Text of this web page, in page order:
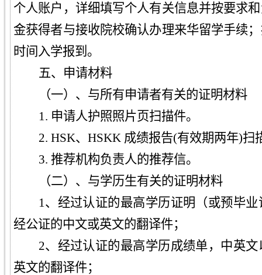
个人账户，详细填写个人有关信息并按要求
金获得者与接收院校确认办理来华留学手续
时间入学报到。
五、 申请材料
（一）、与所有申请者有关的证明材料
1. 申请人护照照片页扫描件。
2. HSK、HSKK 成绩报告(有效期两年)扫
3. 推荐机构负责人的推荐信。
（二）、与学历生有关的证明材料
1、 经过认证的最高学历证明（或预毕
经公证的中文或英文的翻译件；
2、 经过认证的最高学历成绩单，中英
英文的翻译件；